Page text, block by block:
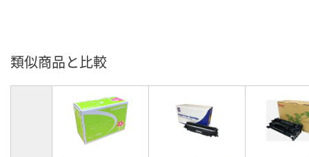
類似商品と比較